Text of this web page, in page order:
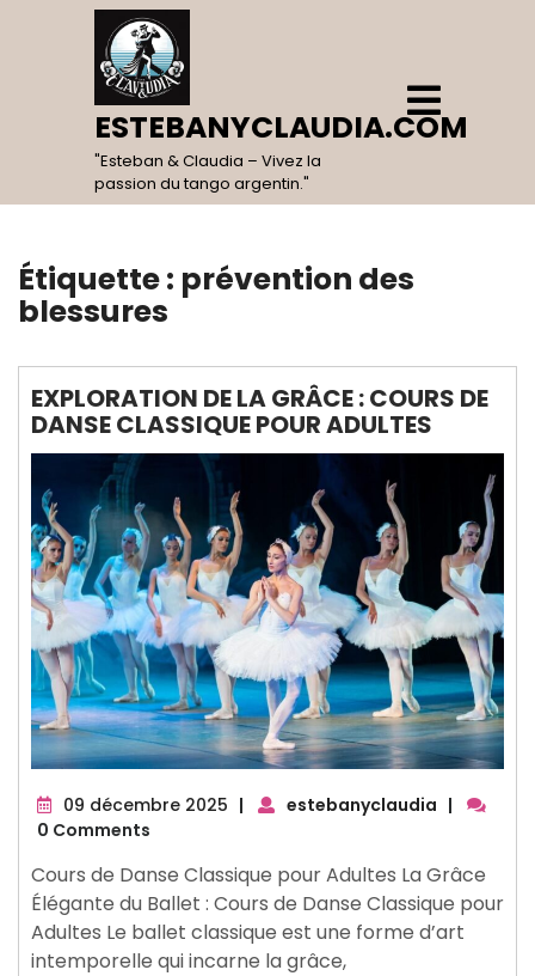
ESTEBANYCLAUDIA.COM
"Esteban & Claudia – Vivez la
passion du tango argentin."
Open
Menu
Étiquette : prévention des
blessures
EXPLORATION DE LA GRÂCE : COURS DE
DANSE CLASSIQUE POUR ADULTES
09 décembre 2025 09
| estebanyclaudia |
0 Comments
Cours de Danse Classique pour Adultes La Grâce
Élégante du Ballet : Cours de Danse Classique pour
Adultes Le ballet classique est une forme d’art
intemporelle qui incarne la grâce,